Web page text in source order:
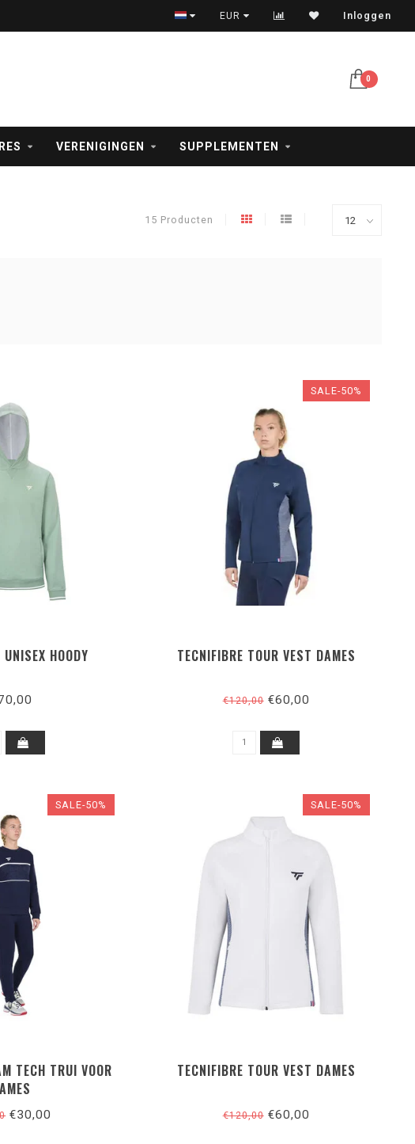
Veilig betalen met iDeal, creditcard en PayPal
EUR Inloggen
0
VERENIGINGEN SUPPLEMENTEN
15 Producten
HOODY
SALE-50%
TECNIFIBRE TOUR VEST DAMES
€120,00€60,00
SALE-50%
TECH TRUI VOOR
€30,00
SALE-50%
TECNIFIBRE TOUR VEST DAMES
€120,00€60,00